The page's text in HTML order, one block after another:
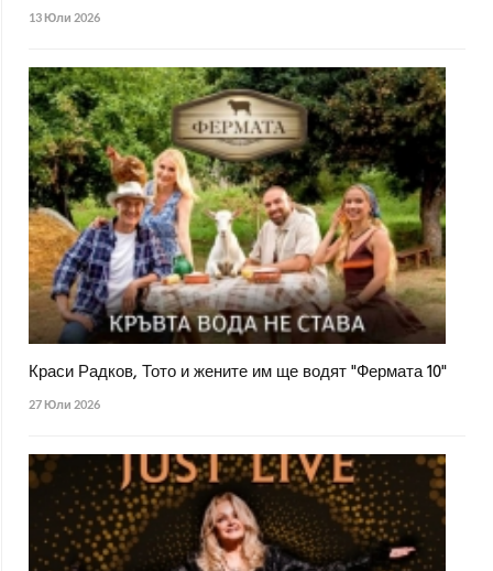
13 Юли 2026
Краси Радков, Тото и жените им ще водят "Фермата 10"
27 Юли 2026